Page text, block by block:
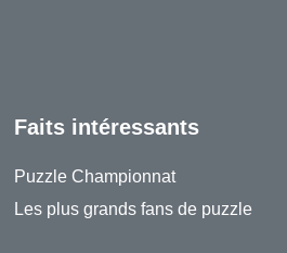
Faits intéressants
Puzzle Championnat
Les plus grands fans de puzzle